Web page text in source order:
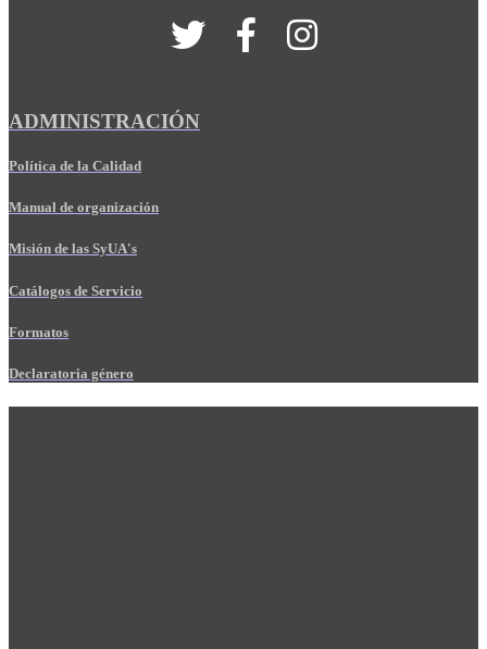
ADMINISTRACIÓN
Política de la Calidad
Manual de organización
Misión de las SyUA's
Catálogos de Servicio
Formatos
Declaratoria género